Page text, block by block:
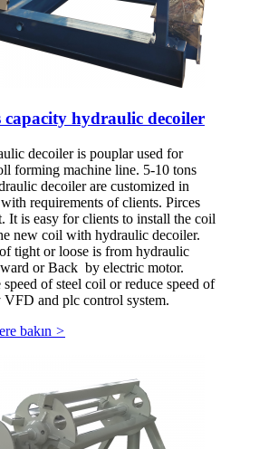
capacity hydraulic decoiler
decoiler is pouplar used for
forming machine line. 5-10 tons
decoiler are customized in
requirements of clients. Pirces
It is easy for clients to install the coil
new coil with hydraulic decoiler.
tight or loose is from hydraulic
or Back by electric motor.
speed of steel coil or reduce speed of
VFD and plc control system.
bakın >